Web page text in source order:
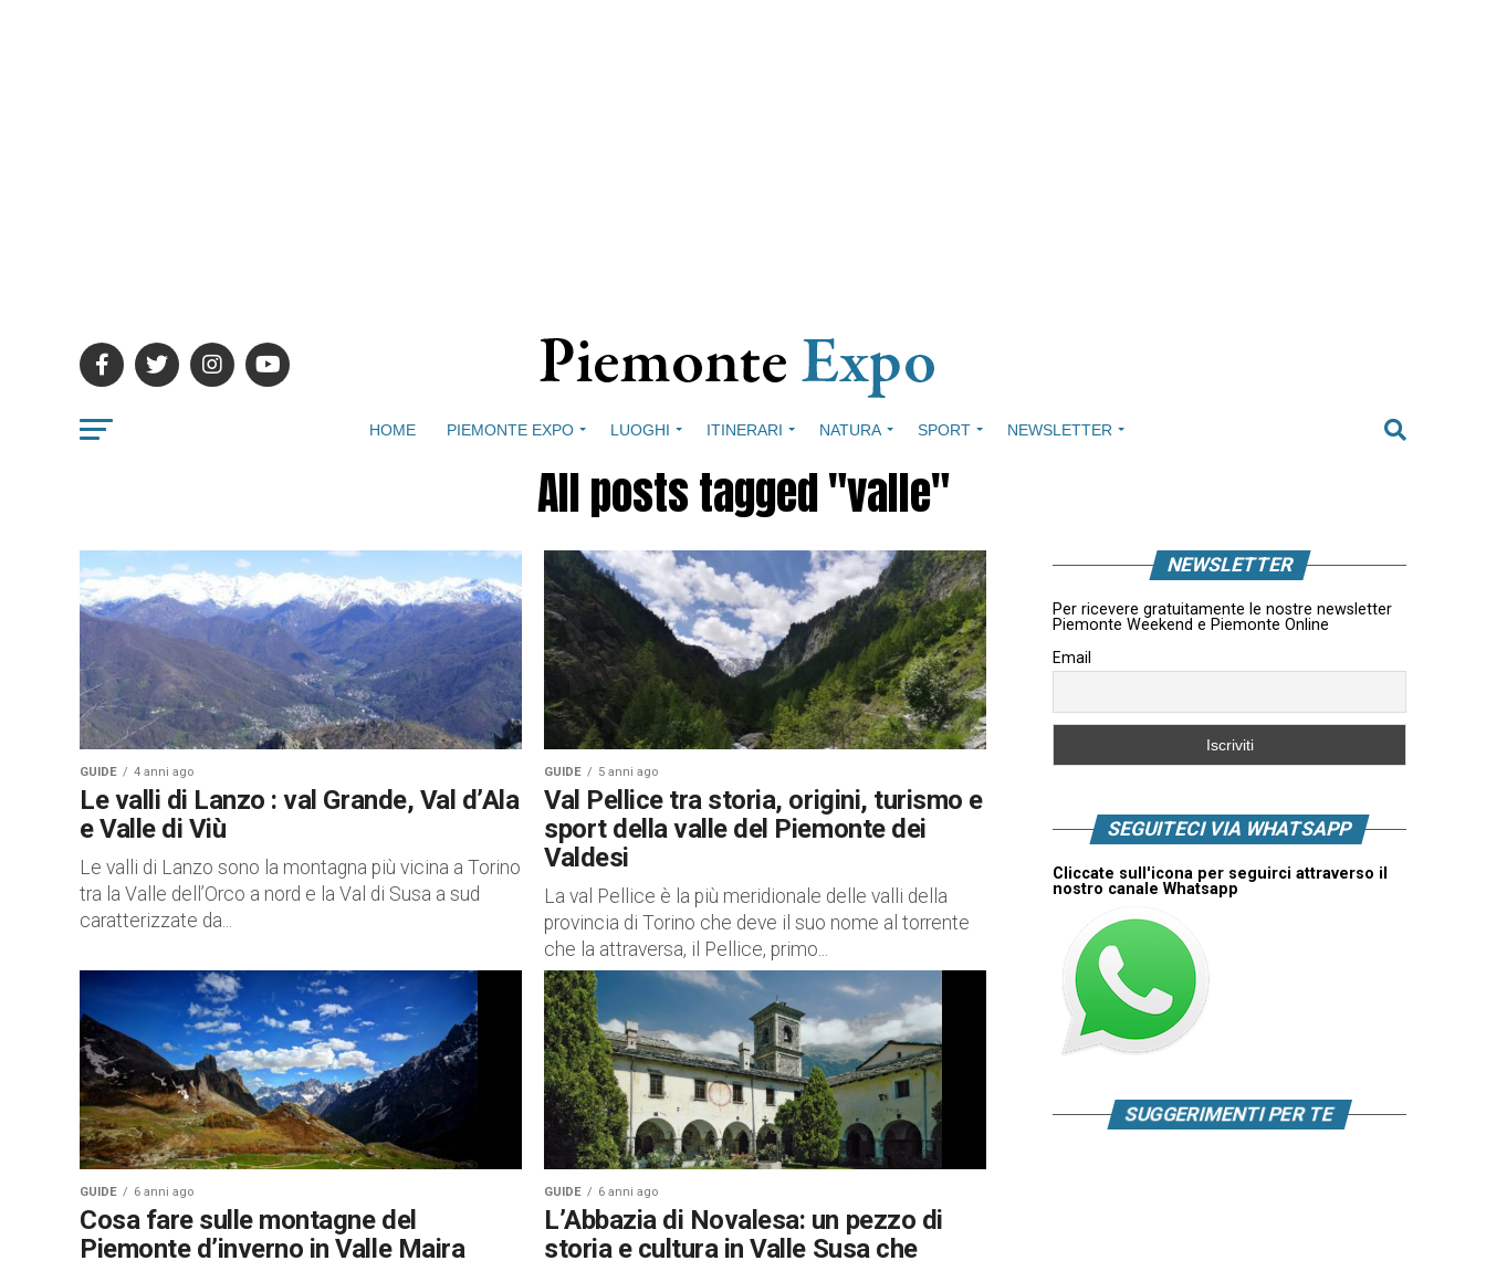
HOME PIEMONTE EXPO LUOGHI ITINERARI NATURA SPORT NEWSLETTER
All posts tagged "valle"
GUIDE 4 anni ago
Le valli di Lanzo : val Grande, Val d’Ala
e Valle di Viù
Le valli di Lanzo sono la montagna più vicina a Torino
tra la Valle dell’Orco a nord e la Val di Susa a sud
caratterizzate da...
GUIDE 5 anni ago
Val Pellice tra storia, origini, turismo e
sport della valle del Piemonte dei
Valdesi
La val Pellice è la più meridionale delle valli della
provincia di Torino che deve il suo nome al torrente
che la attraversa, il Pellice, primo...
GUIDE 6 anni ago
Cosa fare sulle montagne del
Piemonte d’inverno in Valle Maira
GUIDE 6 anni ago
L’Abbazia di Novalesa: un pezzo di
storia e cultura in Valle Susa che
NEWSLETTER
Per ricevere gratuitamente le nostre newsletter
Piemonte Weekend e Piemonte Online
Email
SEGUITECI VIA WHATSAPP
Cliccate sull'icona per seguirci attraverso il
nostro canale Whatsapp
SUGGERIMENTI PER TE